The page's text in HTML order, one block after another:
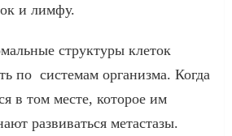
и лимфу.
структуры клеток
по системам организма. Когда
в том месте, которое им
развиваться метастазы.